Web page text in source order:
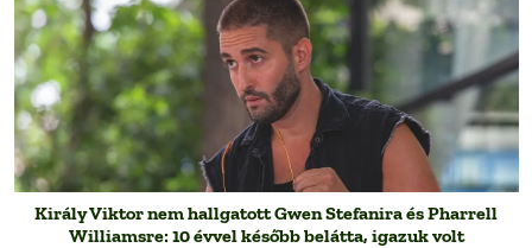
Király Viktor nem hallgatott Gwen Stefanira és Pharrell
Williamsre: 10 évvel később belátta, igazuk volt